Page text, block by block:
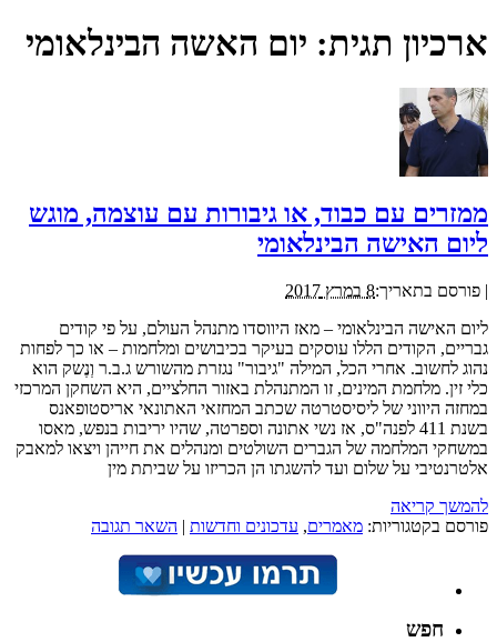
ארכיון תגית: יום האשה הבינלאומי
ממזרים עם כבוד, או גיבורות עם עוצמה, מוגש
ליום האישה הבינלאומי
| פורסם בתאריך:8 במרץ 2017
ליום האישה הבינלאומי – מאז היווסדו מתנהל העולם, על פי קודים
גבריים, הקודים הללו עוסקים בעיקר בכיבושים ומלחמות – או כך לפחות
נהוג לחשוב. אחרי הכל, המילה "גיבור" נגזרת מהשורש ג.ב.ר וְנֶשק הוא
כלי זין. מלחמת המינים, זו המתנהלת באזור החלציים, היא השחקן המרכזי
במחזה היווני של ליסיסטרטה שכתב המחזאי האתונאי אריסטופאנס
בשנת 411 לפנה"ס, אז נשי אתונה וספרטה, שהיו יריבות בנפש, מאסו
במשחקי המלחמה של הגברים השולטים ומנהלים את חייהן ויצאו למאבק
אלטרנטיבי על שלום ועד להשגתו הן הכריזו על שביתת מין
להמשך קריאה
פורסם בקטגוריות: מאמרים, עדכונים וחדשות | השאר תגובה
חפש